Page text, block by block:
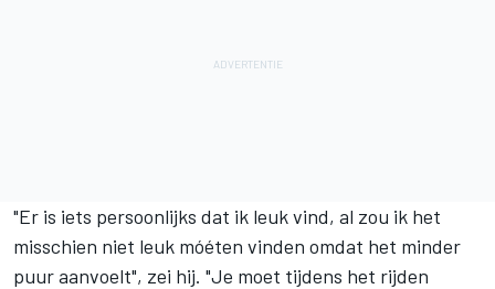
"Er is iets persoonlijks dat ik leuk vind, al zou ik het
misschien niet leuk móéten vinden omdat het minder
puur aanvoelt", zei hij. "Je moet tijdens het rijden